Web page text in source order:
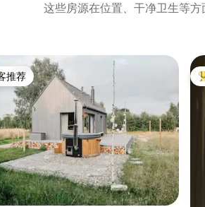
这些房源在位置、干净卫生等方
推荐
推荐